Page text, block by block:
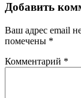
Добавить
Ваш адрес email
помечены *
Комментарий *